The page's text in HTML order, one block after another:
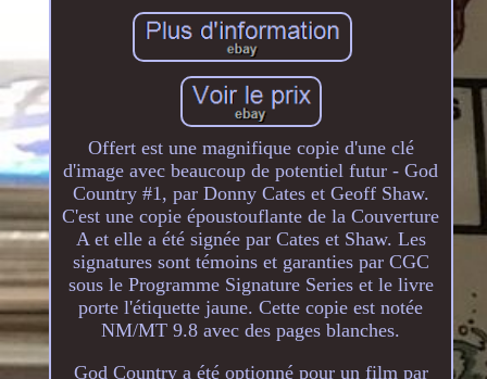
Offert est une magnifique copie d'une clé
d'image avec beaucoup de potentiel futur - God
Country #1, par Donny Cates et Geoff Shaw.
C'est une copie époustouflante de la Couverture
A et elle a été signée par Cates et Shaw. Les
signatures sont témoins et garanties par CGC
sous le Programme Signature Series et le livre
porte l'étiquette jaune. Cette copie est notée
NM/MT 9.8 avec des pages blanches.
God Country a été optionné pour un film par